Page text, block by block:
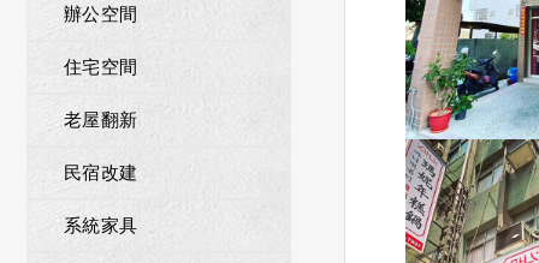
辦公空間
住宅空間
老屋翻新
民宿改建
系統家具